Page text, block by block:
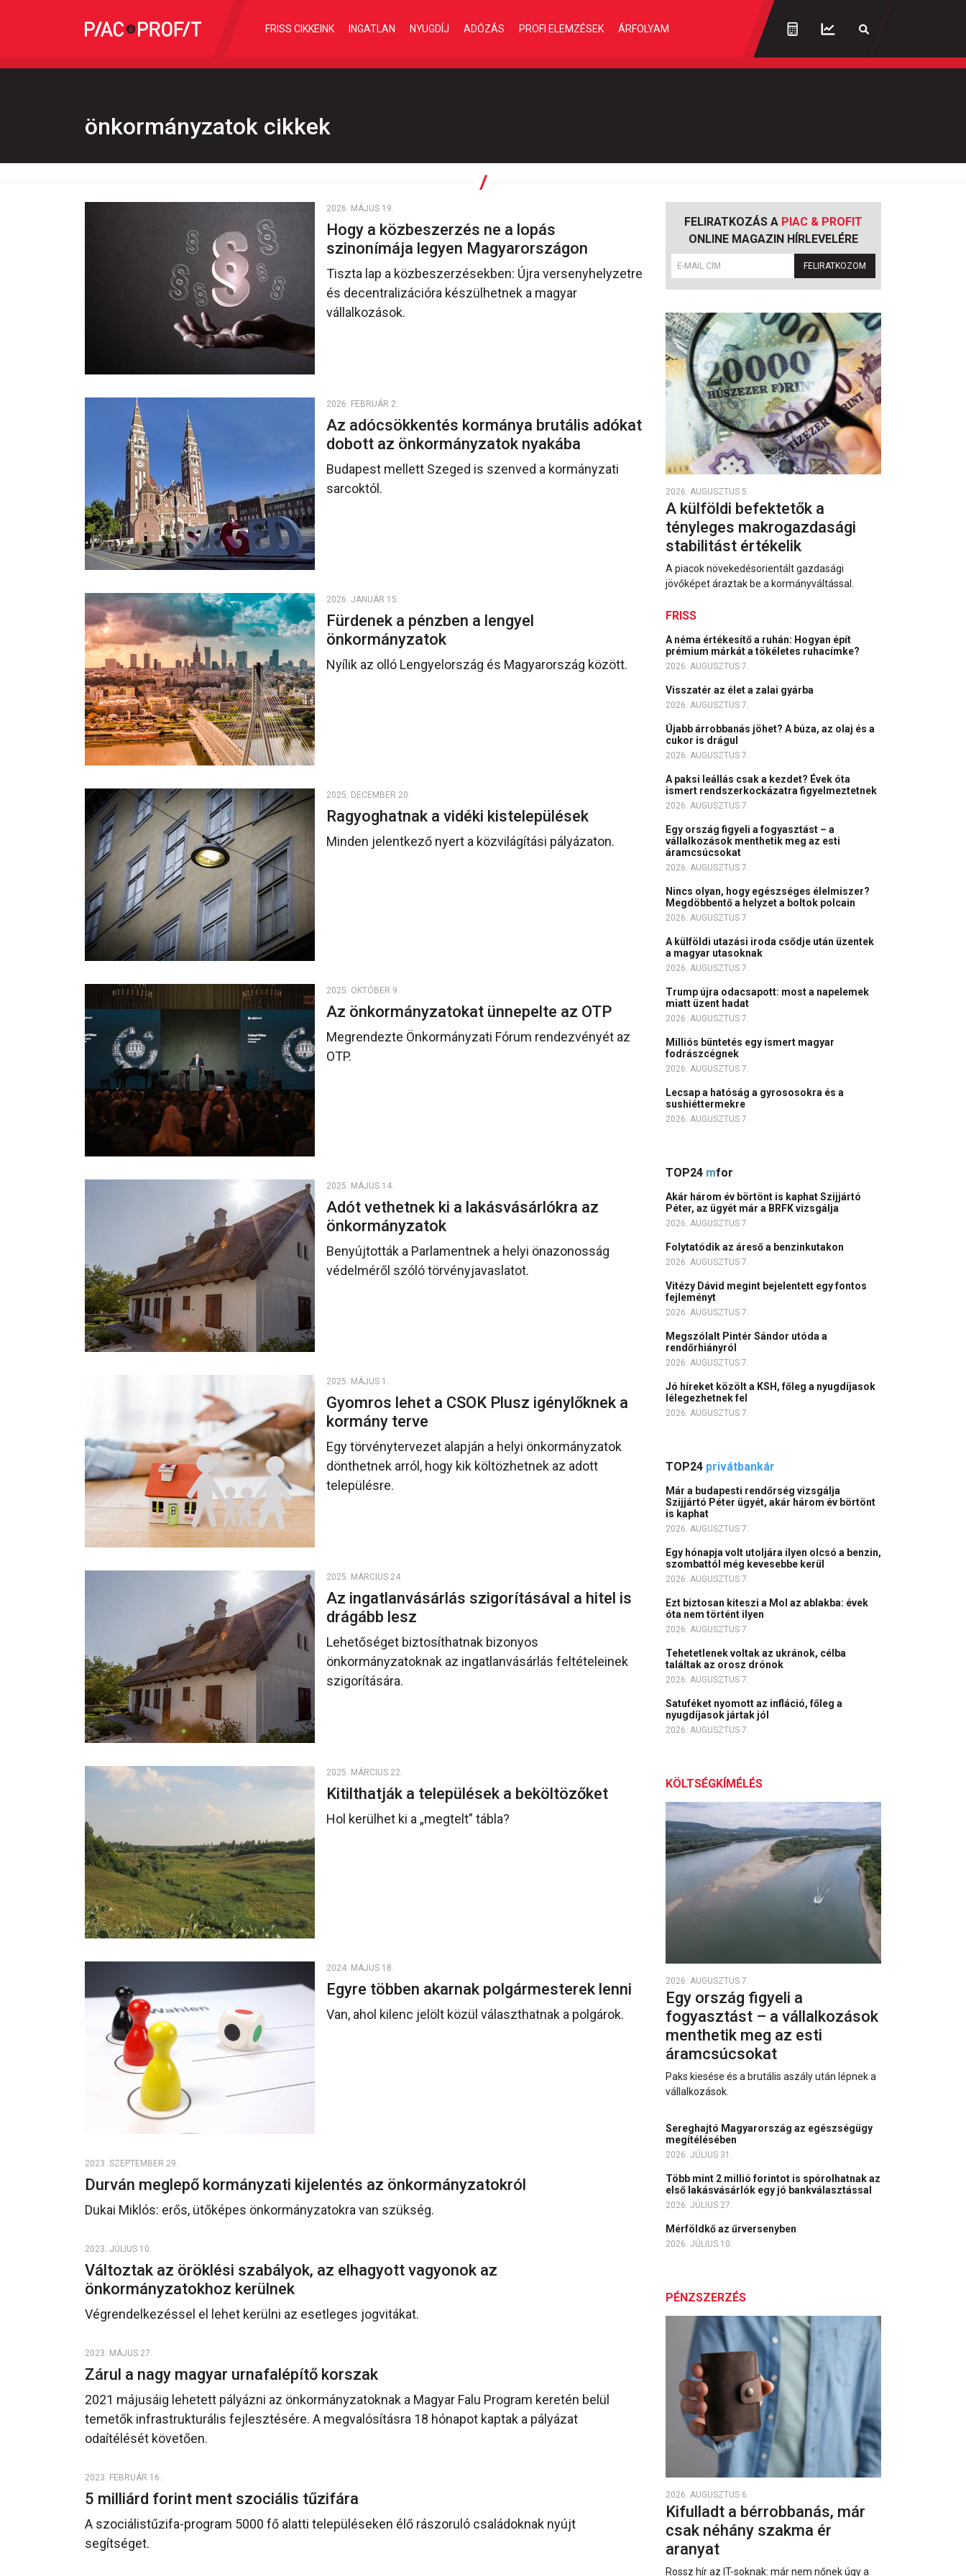
FRISS CIKKEINK INGATLAN NYUGDÍJ ADÓZÁS PROFI ELEMZÉSEK ÁRFOLYAM
önkormányzatok cikkek
2026. MÁJUS 19.
Hogy a közbeszerzés ne a lopás
szinonímája legyen Magyarországon
Tiszta lap a közbeszerzésekben: Újra versenyhelyzetre
és decentralizációra készülhetnek a magyar
vállalkozások.
2026. FEBRUÁR 2.
Az adócsökkentés kormánya brutális adókat
dobott az önkormányzatok nyakába
Budapest mellett Szeged is szenved a kormányzati
sarcoktól.
2026. JANUÁR 15.
Fürdenek a pénzben a lengyel
önkormányzatok
Nyílik az olló Lengyelország és Magyarország között.
2025. DECEMBER 20.
Ragyoghatnak a vidéki kistelepülések
Minden jelentkező nyert a közvilágítási pályázaton.
2025. OKTÓBER 9.
Az önkormányzatokat ünnepelte az OTP
Megrendezte Önkormányzati Fórum rendezvényét az
OTP.
2025. MÁJUS 14.
Adót vethetnek ki a lakásvásárlókra az
önkormányzatok
Benyújtották a Parlamentnek a helyi önazonosság
védelméről szóló törvényjavaslatot.
2025. MÁJUS 1.
Gyomros lehet a CSOK Plusz igénylőknek a
kormány terve
Egy törvénytervezet alapján a helyi önkormányzatok
dönthetnek arról, hogy kik költözhetnek az adott
településre.
2025. MÁRCIUS 24.
Az ingatlanvásárlás szigorításával a hitel is
drágább lesz
Lehetőséget biztosíthatnak bizonyos
önkormányzatoknak az ingatlanvásárlás feltételeinek
szigorítására.
2025. MÁRCIUS 22.
Kitilthatják a települések a beköltözőket
Hol kerülhet ki a „megtelt” tábla?
2024. MÁJUS 18.
Egyre többen akarnak polgármesterek lenni
Van, ahol kilenc jelölt közül választhatnak a polgárok.
2023. SZEPTEMBER 29.
Durván meglepő kormányzati kijelentés az önkormányzatokról
Dukai Miklós: erős, ütőképes önkormányzatokra van szükség.
2023. JÚLIUS 10.
Változtak az öröklési szabályok, az elhagyott vagyonok az
önkormányzatokhoz kerülnek
Végrendelkezéssel el lehet kerülni az esetleges jogvitákat.
2023. MÁJUS 27.
Zárul a nagy magyar urnafalépítő korszak
2021 májusáig lehetett pályázni az önkormányzatoknak a Magyar Falu Program keretén belül
temetők infrastrukturális fejlesztésére. A megvalósításra 18 hónapot kaptak a pályázat
odaítélését követően.
2023. FEBRUÁR 16.
5 milliárd forint ment szociális tűzifára
A szociálistűzifa-program 5000 fő alatti településeken élő rászoruló családoknak nyújt
segítséget.
FELIRATKOZÁS A PIAC & PROFIT
ONLINE MAGAZIN HÍRLEVELÉRE
FELIRATKOZOM
2026. AUGUSZTUS 5.
A külföldi befektetők a
tényleges makrogazdasági
stabilitást értékelik
A piacok növekedésorientált gazdasági
jövőképet áraztak be a kormányváltással.
FRISS
A néma értékesítő a ruhán: Hogyan épít
prémium márkát a tökéletes ruhacímke?
2026. AUGUSZTUS 7.
Visszatér az élet a zalai gyárba
2026. AUGUSZTUS 7.
Újabb árrobbanás jöhet? A búza, az olaj és a
cukor is drágul
2026. AUGUSZTUS 7.
A paksi leállás csak a kezdet? Évek óta
ismert rendszerkockázatra figyelmeztetnek
2026. AUGUSZTUS 7.
Egy ország figyeli a fogyasztást – a
vállalkozások menthetik meg az esti
áramcsúcsokat
2026. AUGUSZTUS 7.
Nincs olyan, hogy egészséges élelmiszer?
Megdöbbentő a helyzet a boltok polcain
2026. AUGUSZTUS 7.
A külföldi utazási iroda csődje után üzentek
a magyar utasoknak
2026. AUGUSZTUS 7.
Trump újra odacsapott: most a napelemek
miatt üzent hadat
2026. AUGUSZTUS 7.
Milliós büntetés egy ismert magyar
fodrászcégnek
2026. AUGUSZTUS 7.
Lecsap a hatóság a gyrososokra és a
sushiéttermekre
2026. AUGUSZTUS 7.
TOP24 mfor
Akár három év börtönt is kaphat Szijjártó
Péter, az ügyét már a BRFK vizsgálja
2026. AUGUSZTUS 7.
Folytatódik az áreső a benzinkutakon
2026. AUGUSZTUS 7.
Vitézy Dávid megint bejelentett egy fontos
fejleményt
2026. AUGUSZTUS 7.
Megszólalt Pintér Sándor utóda a
rendőrhiányról
2026. AUGUSZTUS 7.
Jó híreket közölt a KSH, főleg a nyugdíjasok
lélegezhetnek fel
2026. AUGUSZTUS 7.
TOP24 privátbankár
Már a budapesti rendőrség vizsgálja
Szijjártó Péter ügyét, akár három év börtönt
is kaphat
2026. AUGUSZTUS 7.
Egy hónapja volt utoljára ilyen olcsó a benzin,
szombattól még kevesebbe kerül
2026. AUGUSZTUS 7.
Ezt biztosan kiteszi a Mol az ablakba: évek
óta nem történt ilyen
2026. AUGUSZTUS 7.
Tehetetlenek voltak az ukránok, célba
találtak az orosz drónok
2026. AUGUSZTUS 7.
Satuféket nyomott az infláció, főleg a
nyugdíjasok jártak jól
2026. AUGUSZTUS 7.
KÖLTSÉGKÍMÉLÉS
2026. AUGUSZTUS 7.
Egy ország figyeli a
fogyasztást – a vállalkozások
menthetik meg az esti
áramcsúcsokat
Paks kiesése és a brutális aszály után lépnek a
vállalkozások.
Sereghajtó Magyarország az egészségügy
megítélésében
2026. JÚLIUS 31.
Több mint 2 millió forintot is spórolhatnak az
első lakásvásárlók egy jó bankválasztással
2026. JÚLIUS 27.
Mérföldkő az űrversenyben
2026. JÚLIUS 10.
PÉNZSZERZÉS
2026. AUGUSZTUS 6.
Kifulladt a bérrobbanás, már
csak néhány szakma ér
aranyat
Rossz hír az IT-soknak: már nem nőnek úgy a